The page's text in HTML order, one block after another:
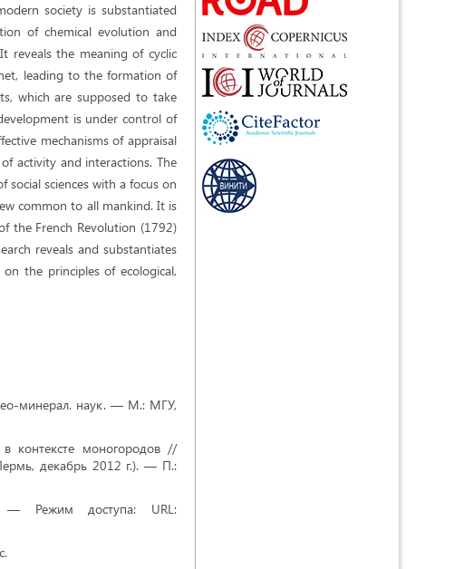
society is substantiated
of chemical evolution and
reveals the meaning of cyclic
leading to the formation of
which are supposed to take
is under control of
mechanisms of appraisal
activity and interactions. The
sciences with a focus on
common to all mankind. It is
the French Revolution (1792)
reveals and substantiates
the principles of ecological,
минерал. наук. — М.: МГУ,
контексте моногородов //
декабрь 2012 г.). — П.:
— Режим доступа: URL: